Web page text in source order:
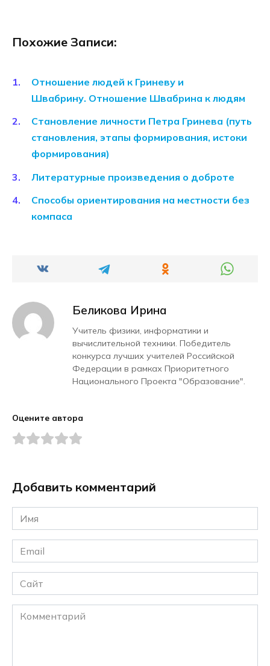
Похожие Записи:
Отношение людей к Гриневу и
Швабрину. Отношение Швабрина к людям
Становление личности Петра Гринева (путь
становления, этапы формирования, истоки
формирования)
Литературные произведения о доброте
Способы ориентирования на местности без
компаса
Беликова Ирина
Учитель физики, информатики и
вычислительной техники. Победитель
конкурса лучших учителей Российской
Федерации в рамках Приоритетного
Национального Проекта "Образование".
Оцените автора
Добавить комментарий
Имя
*
Email
*
Сайт
Комментарий